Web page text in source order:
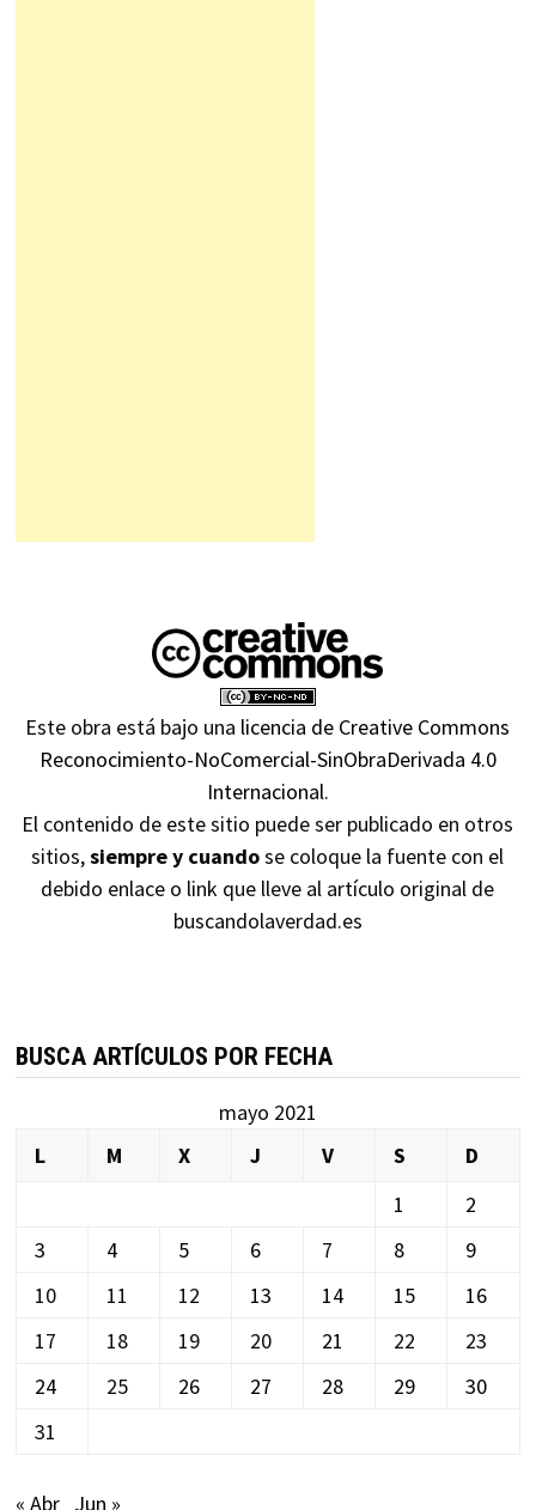
Este obra está bajo una licencia de Creative Commons
Reconocimiento-NoComercial-SinObraDerivada 4.0
Internacional.
El contenido de este sitio puede ser publicado en otros
sitios,siempre y cuandose coloque la fuente con el
debido enlace o link que lleve al artículo original de
buscandolaverdad.es
BUSCA ARTÍCULOS POR FECHA
mayo 2021
L
M X J V S
D
1
2
3
4 5 6 7 8
9
10
11 12 13 14 15
16
17
18 19 20 21 22
23
24
25 26 27 28 29
30
31
« Abr Jun »